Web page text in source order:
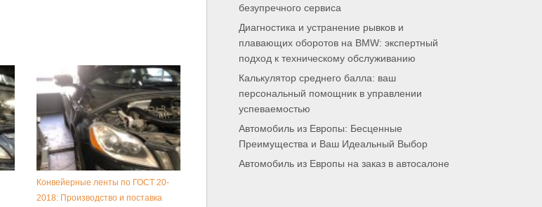
Конвейерные ленты по ГОСТ 20-
2018: Производство и поставка
безупречного сервиса
Диагностика и устранение рывков и
плавающих оборотов на BMW: экспертный
подход к техническому обслуживанию
Калькулятор среднего балла: ваш
персональный помощник в управлении
успеваемостью
Автомобиль из Европы: Бесценные
Преимущества и Ваш Идеальный Выбор
Автомобиль из Европы на заказ в автосалоне